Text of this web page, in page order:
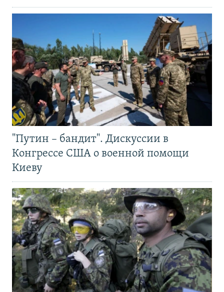
"Путин – бандит". Дискуссии в
Конгрессе США о военной помощи
Киеву